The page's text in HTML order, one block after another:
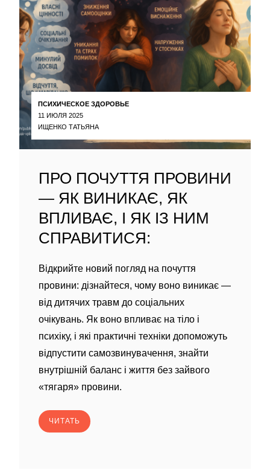
ПСИХИЧЕСКОЕ ЗДОРОВЬЕ
11 ИЮЛЯ 2025
ИЩЕНКО ТАТЬЯНА
ПРО ПОЧУТТЯ ПРОВИНИ
— ЯК ВИНИКАЄ, ЯК
ВПЛИВАЄ, І ЯК ІЗ НИМ
СПРАВИТИСЯ:
Відкрийте новий погляд на почуття
провини: дізнайтеся, чому воно виникає —
від дитячих травм до соціальних
очікувань. Як воно впливає на тіло і
психіку, і які практичні техніки допоможуть
відпустити самозвинувачення, знайти
внутрішній баланс і життя без зайвого
«тягаря» провини.
ЧИТАТЬ